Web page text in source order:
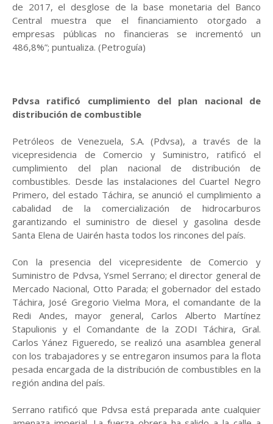
de 2017, el desglose de la base monetaria del Banco
Central muestra que el financiamiento otorgado a
empresas públicas no financieras se incrementó un
486,8%”; puntualiza. (Petroguía)
Pdvsa ratificó cumplimiento del plan nacional de
distribución de combustible
Petróleos de Venezuela, S.A. (Pdvsa), a través de la
vicepresidencia de Comercio y Suministro, ratificó el
cumplimiento del plan nacional de distribución de
combustibles. Desde las instalaciones del Cuartel Negro
Primero, del estado Táchira, se anunció el cumplimiento a
cabalidad de la comercialización de hidrocarburos
garantizando el suministro de diesel y gasolina desde
Santa Elena de Uairén hasta todos los rincones del país.
Con la presencia del vicepresidente de Comercio y
Suministro de Pdvsa, Ysmel Serrano; el director general de
Mercado Nacional, Otto Parada; el gobernador del estado
Táchira, José Gregorio Vielma Mora, el comandante de la
Redi Andes, mayor general, Carlos Alberto Martínez
Stapulionis y el Comandante de la ZODI Táchira, Gral.
Carlos Yánez Figueredo, se realizó una asamblea general
con los trabajadores y se entregaron insumos para la flota
pesada encargada de la distribución de combustibles en la
región andina del país.
Serrano ratificó que Pdvsa está preparada ante cualquier